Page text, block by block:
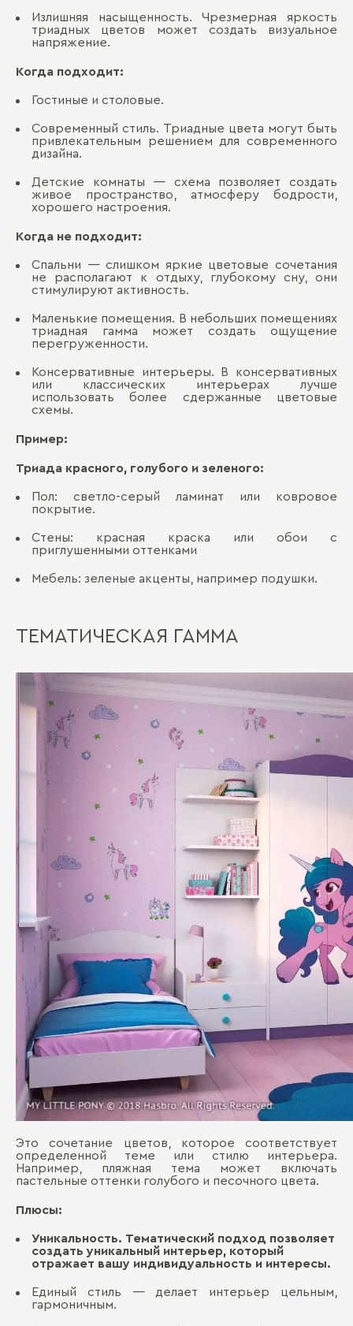
Излишняя насыщенность. Чрезмерная яркость
триадных цветов может создать визуальное
напряжение.
Когда подходит:
Гостиные и столовые.
Современный стиль. Триадные цвета могут быть
привлекательным решением для современного
дизайна.
Детские комнаты — схема позволяет создать
живое пространство, атмосферу бодрости,
хорошего настроения.
Когда не подходит:
Спальни — слишком яркие цветовые сочетания
не располагают к отдыху, глубокому сну, они
стимулируют активность.
Маленькие помещения. В небольших помещениях
триадная гамма может создать ощущение
перегруженности.
Консервативные интерьеры. В консервативных
или классических интерьерах лучше
использовать более сдержанные цветовые
схемы.
Пример:
Триада красного, голубого и зеленого:
Пол: светло-серый ламинат или ковровое
покрытие.
Стены: красная краска или обои с
приглушенными оттенками
Мебель: зеленые акценты, например подушки.
ТЕМАТИЧЕСКАЯ ГАММА
Это сочетание цветов, которое соответствует
определенной теме или стилю интерьера.
Например, пляжная тема может включать
пастельные оттенки голубого и песочного цвета.
Плюсы:
Уникальность. Тематический подход позволяет
создать уникальный интерьер, который
отражает вашу индивидуальность и интересы.
Единый стиль — делает интерьер цельным,
гармоничным.